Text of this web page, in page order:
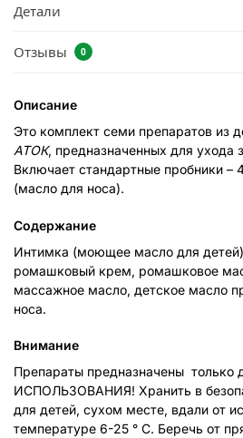
Детали
Отзывы 0
Описание
Это комплект семи препаратов из
АТОК, предназначенных для ухода
Включает стандартные пробники
(масло для носа).
Содержание
Интимка (моющее масло для
ромашковый крем, ромашковое
массажное масло, детское масло
носа.
Внимание
Препараты предназначены
ИСПОЛЬЗОВАНИЯ! Хранить в
для детей, сухом месте, вдали от
температуре 6-25 ° C. Беречь от